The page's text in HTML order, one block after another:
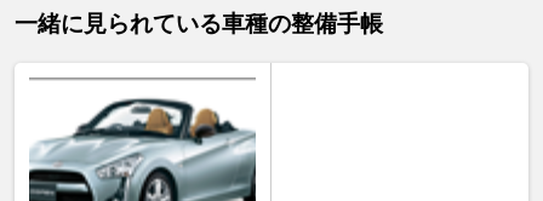
一緒に見られている車種の整備手帳